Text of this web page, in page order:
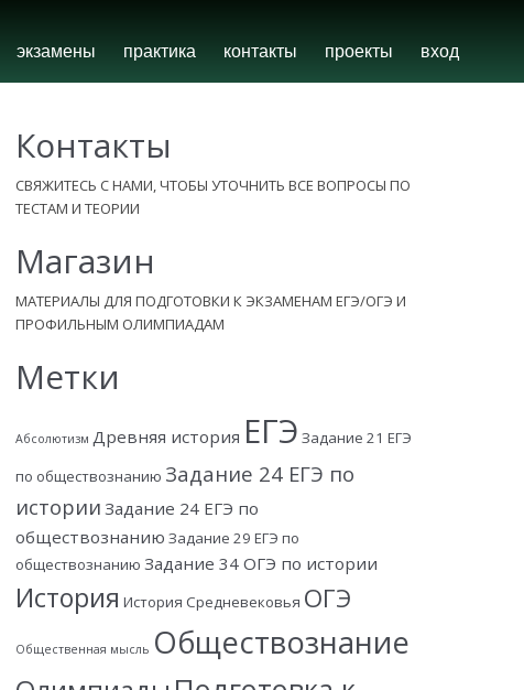
экзамены практика контакты проекты вход
Контакты
СВЯЖИТЕСЬ С НАМИ, ЧТОБЫ УТОЧНИТЬ ВСЕ ВОПРОСЫ ПО
ТЕСТАМ И ТЕОРИИ
Магазин
МАТЕРИАЛЫ ДЛЯ ПОДГОТОВКИ К ЭКЗАМЕНАМ ЕГЭ/ОГЭ И
ПРОФИЛЬНЫМ ОЛИМПИАДАМ
Метки
Абсолютизм Древняя история ЕГЭ Задание 21 ЕГЭ
по обществознанию Задание 24 ЕГЭ по
истории Задание 24 ЕГЭ по
обществознанию Задание 29 ЕГЭ по
обществознанию Задание 34 ОГЭ по истории
История История Средневековья ОГЭ
Общественная мысль Обществознание